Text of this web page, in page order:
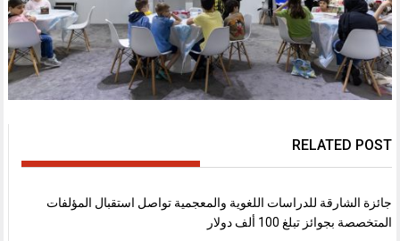
RELATED POST
جائزة الشارقة للدراسات اللغوية والمعجمية تواصل استقبال المؤلفات
المتخصصة بجوائز تبلغ 100 ألف دولار